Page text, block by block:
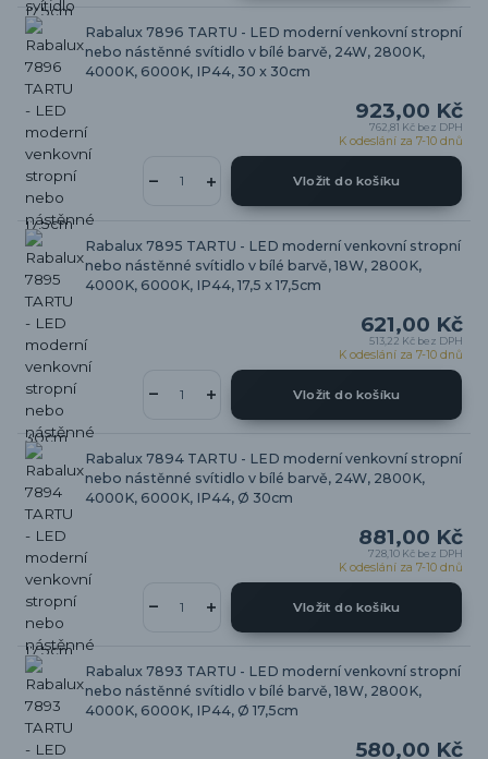
Rabalux 7896 TARTU - LED moderní venkovní stropní
nebo nástěnné svítidlo v bílé barvě, 24W, 2800K,
4000K, 6000K, IP44, 30 x 30cm
923,00 Kč
762,81 Kč bez DPH
K odeslání za 7-10 dnů
Vložit do košíku
Rabalux 7895 TARTU - LED moderní venkovní stropní
nebo nástěnné svítidlo v bílé barvě, 18W, 2800K,
4000K, 6000K, IP44, 17,5 x 17,5cm
621,00 Kč
513,22 Kč bez DPH
K odeslání za 7-10 dnů
Vložit do košíku
Rabalux 7894 TARTU - LED moderní venkovní stropní
nebo nástěnné svítidlo v bílé barvě, 24W, 2800K,
4000K, 6000K, IP44, Ø 30cm
881,00 Kč
728,10 Kč bez DPH
K odeslání za 7-10 dnů
Vložit do košíku
Rabalux 7893 TARTU - LED moderní venkovní stropní
nebo nástěnné svítidlo v bílé barvě, 18W, 2800K,
4000K, 6000K, IP44, Ø 17,5cm
580,00 Kč